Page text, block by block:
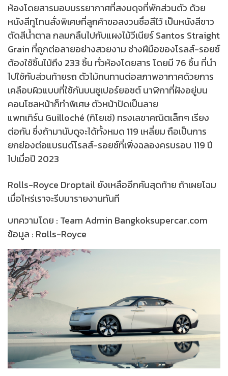
ห้องโดยสารมอบบรรยากาศที่สงบดุจที่พักส่วนตัว ด้วย
หนังสีทูโทนสั่งพิเศษที่ลูกค้าขอสงวนชื่อสีไว้ เป็นหนังสีขาว
ตัดสีน้ำตาล กลมกลืนไปกับแผงไม้วีเนียร์ Santos Straight
Grain ที่ถูกต่อลายอย่างสวยงาม ช่างฝีมือของโรลส์-รอยซ์
ต้องใช้ชิ้นไม้ถึง 233 ชิ้น ทั่วห้องโดยสาร โดยมี 76 ชิ้น ที่นำ
ไปใช้กับส่วนท้ายรถ ตัวไม้ทนทานต่อสภาพอากาศด้วยการ
เคลือบผิวแบบที่ใช้กันบนซูเปอร์ยอชต์ นาฬิกาที่ฝังอยู่บน
คอนโซลหน้าก็ทำพิเศษ ตัวหน้าปัดเป็นลาย
แพทเทิร์น Guilloché (กิโยเช่) ทรงเลขาคณิตเล็กๆ เรียง
ต่อกัน ซึ่งถ้ามานับดูจะได้ทั้งหมด 119 เหลี่ยม ถือเป็นการ
ยกย่องต่อแบรนด์โรลส์-รอยซ์ที่เพิ่งฉลองครบรอบ 119 ปี
ไปเมื่อปี 2023
Rolls-Royce Droptail ยังเหลืออีกคันสุดท้าย ถ้าเผยโฉม
เมื่อไหร่เราจะรีบมารายงานทันที
บทความโดย : Team Admin Bangkoksupercar.com
ข้อมูล : Rolls-Royce